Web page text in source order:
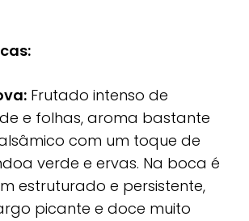
Frutado intenso de
e folhas, aroma bastante
com um toque de
verde e ervas. Na boca é
estruturado e persistente,
picante e doce muito